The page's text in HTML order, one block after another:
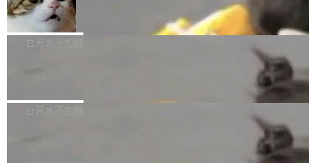
ceXAI的资金消耗速度尤为引人瞩目。然而，支
撑庞大支出的资金来源却呈现出截然不同的面
貌。数据显示，微软和 Meta 主要依托充沛的经
你可以用 curl -fsSL https://dev.meta.ai/install.
sh | bash 安装一个能在大项目里自动规划、写
代码、验证结果的 AI 终端工具。 据介绍，Muse
个主 agent 循环，外加一组后台 agent。这些后
美团开源 LoHoSearch，用知识图谱校
准 AI 能力认知
机器出题的前提，是让机器拥有全局视野。整个
构建流程可以分为四个环节：建图 → 控制难度
白开水不加糖
库，并将作为transport接入Mooncake TENT。
白开水不加糖